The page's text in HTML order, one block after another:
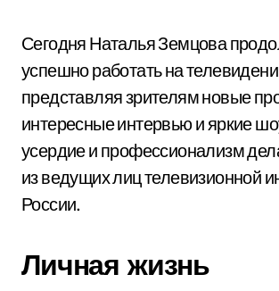
Сегодня Наталья Земцова
успешно работать на
представляя зрителям новые
интересные интервью и яркие
усердие и профессионализм
из ведущих лиц телевизионной
России.
Личная жизнь